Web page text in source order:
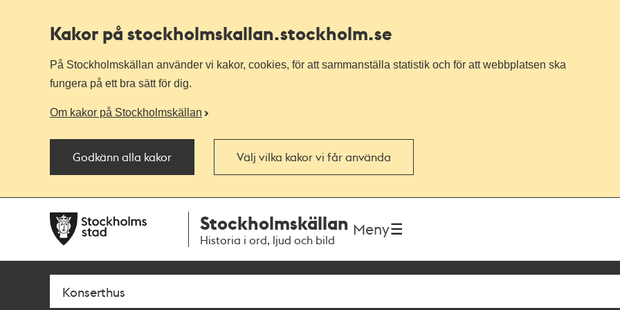
Kakor på stockholmskallan.stockholm.se
På Stockholmskällan använder vi kakor, cookies, för att sammanställa statistik och för att webbplatsen ska
fungera på ett bra sätt för dig.
Om kakor på Stockholmskällan
Godkänn alla kakor Välj vilka kakor vi får använda
navigationen
huvudinnehållet
Stockholmskällan
Historia i ord, ljud och bild
Meny
Sök